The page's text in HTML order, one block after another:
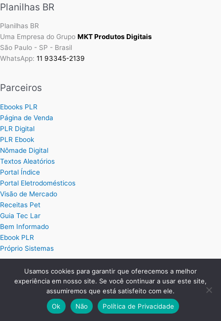
Planilhas BR
Planilhas BR
Uma Empresa do Grupo MKT Produtos Digitais
São Paulo - SP - Brasil
WhatsApp: 11 93345-2139
Parceiros
Ebooks PLR
Página de Venda
PLR Digital
PLR Ebook
Nômade Digital
Textos Aleatórios
Portal Índice
Portal Eletrodomésticos
Visão de Mercado
Receitas Pet
Guia Tec Lar
Bem Informado
Ebook PLR
Próprio Sistemas
Posts
Planilha Excel de Cálculo de Hora Extra
Planilha Excel para Plano de Cargos e Salários
Usamos cookies para garantir que oferecemos a melhor
experiência em nosso site. Se você continuar a usar este site,
assumiremos que está satisfeito com ele.
Ok
Não Política de Privacidade